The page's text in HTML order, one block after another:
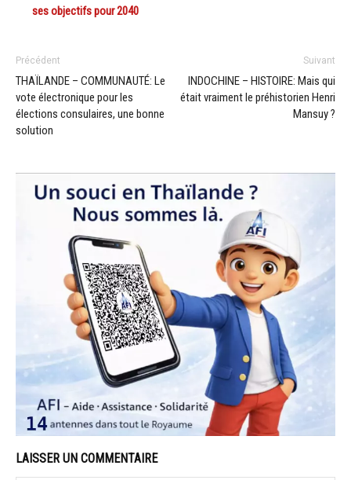
ses objectifs pour 2040
Précédent
THAÏLANDE – COMMUNAUTÉ: Le
vote électronique pour les
élections consulaires, une bonne
solution
Suivant
INDOCHINE – HISTOIRE: Mais qui
était vraiment le préhistorien Henri
Mansuy ?
LAISSER UN COMMENTAIRE